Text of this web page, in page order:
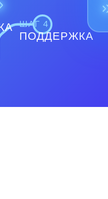
ШАГ 4
ПОДДЕРЖКА